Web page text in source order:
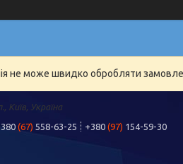
не може швидко обробляти
Київ, Україна
(67) 558-63-25 +380 (97) 154-59-30